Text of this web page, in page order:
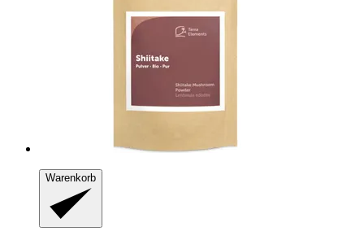
Warenkorb